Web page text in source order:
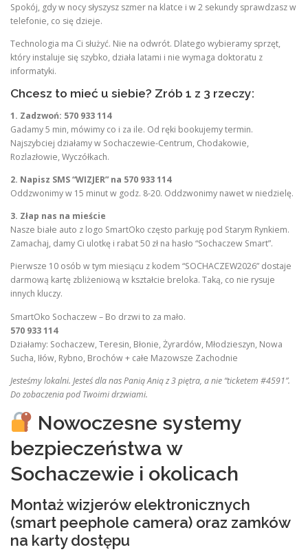
Spokój, gdy w nocy słyszysz szmer na klatce i w 2 sekundy sprawdzasz w
telefonie, co się dzieje.
Technologia ma Ci służyć. Nie na odwrót. Dlatego wybieramy sprzęt,
który instaluje się szybko, działa latami i nie wymaga doktoratu z
informatyki.
Chcesz to mieć u siebie? Zrób 1 z 3 rzeczy:
1. Zadzwoń: 570 933 114
Gadamy 5 min, mówimy co i za ile. Od ręki bookujemy termin.
Najszybciej działamy w Sochaczewie-Centrum, Chodakowie,
Rozlazłowie, Wyczółkach.
2. Napisz SMS “WIZJER” na 570 933 114
Oddzwonimy w 15 minut w godz. 8-20. Oddzwonimy nawet w niedzielę.
3. Złap nas na mieście
Nasze białe auto z logo SmartOko często parkuję pod Starym Rynkiem.
Zamachaj, damy Ci ulotkę i rabat 50 zł na hasło “Sochaczew Smart”.
Pierwsze 10 osób w tym miesiącu z kodem “SOCHACZEW2026” dostaje
darmową kartę zbliżeniową w kształcie breloka. Taką, co nie rysuje
innych kluczy.
SmartOko Sochaczew – Bo drzwi to za mało.
570 933 114
Działamy: Sochaczew, Teresin, Błonie, Żyrardów, Młodzieszyn, Nowa
Sucha, Iłów, Rybno, Brochów + całe Mazowsze Zachodnie
Jesteśmy lokalni. Jesteś dla nas Panią Anią z 3 piętra, a nie “ticketem #4591”.
Do zobaczenia pod Twoimi drzwiami.
Nowoczesne systemy
bezpieczeństwa w
Sochaczewie i okolicach
Montaż wizjerów elektronicznych
(smart peephole camera) oraz zamków
na karty dostępu